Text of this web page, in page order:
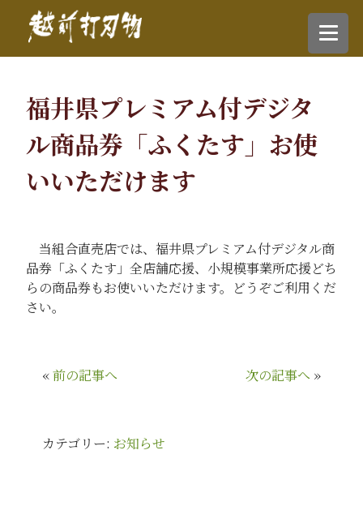
福井県プレミアム付デジタ
ル商品券「ふくたす」お使
いいただけます
当組合直売店では、福井県プレミアム付デジタル商
品券「ふくたす」全店舗応援、小規模事業所応援どち
らの商品券もお使いいただけます。どうぞご利用くだ
さい。
«前の記事へ 次の記事へ »
カテゴリー: お知らせ